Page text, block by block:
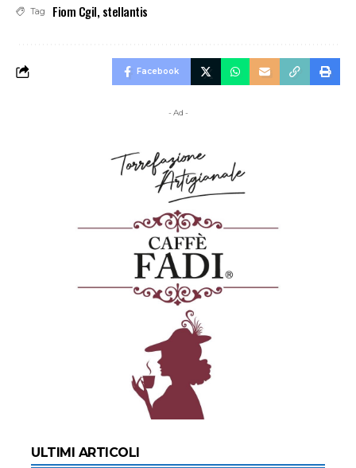
Tag Fiom Cgil, stellantis
Facebook
- Ad -
ULTIMI ARTICOLI